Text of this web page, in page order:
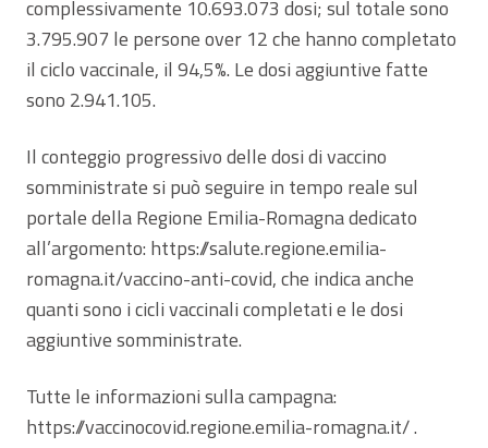
complessivamente 10.693.073 dosi; sul totale sono
3.795.907 le persone over 12 che hanno completato
il ciclo vaccinale, il 94,5%. Le dosi aggiuntive fatte
sono 2.941.105.
Il conteggio progressivo delle dosi di vaccino
somministrate si può seguire in tempo reale sul
portale della Regione Emilia-Romagna dedicato
all’argomento: https://salute.regione.emilia-
romagna.it/vaccino-anti-covid, che indica anche
quanti sono i cicli vaccinali completati e le dosi
aggiuntive somministrate.
Tutte le informazioni sulla campagna:
https://vaccinocovid.regione.emilia-romagna.it/ .